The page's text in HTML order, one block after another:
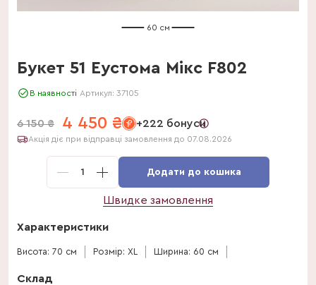
60 см
Букет 51 Еустома Мікс F802
В наявності Артикул: 37105
6 150 ₴ 4 450 ₴ +222 бонуси
Акція діє при відправці замовлення до 07.08.2026
1 Додати до кошика
Швидке замовлення
Характеристики
Висота: 70 см Розмір: XL Ширина: 60 см
Склад